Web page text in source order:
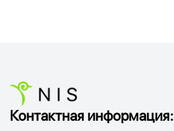
Контактная информация: